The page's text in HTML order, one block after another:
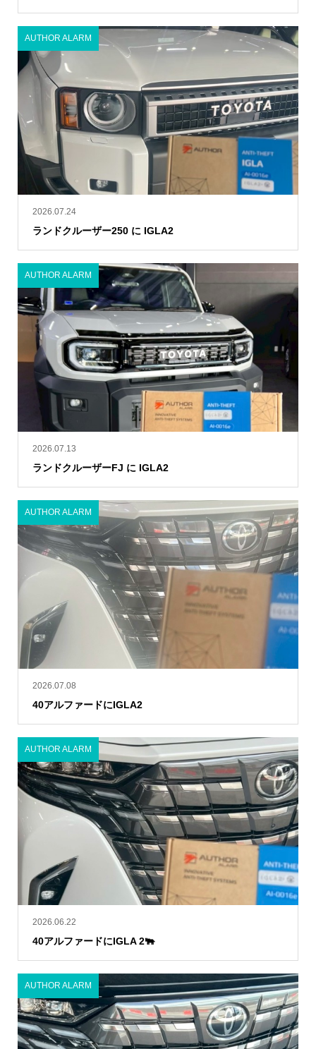
2026.07.24
ランドクルーザー250 に IGLA2
AUTHOR ALARM
2026.07.13
ランドクルーザーFJ に IGLA2
AUTHOR ALARM
2026.07.08
40アルファードにIGLA2
AUTHOR ALARM
2026.06.22
40アルファードにIGLA 2🐃
AUTHOR ALARM
AUTHOR ALARM